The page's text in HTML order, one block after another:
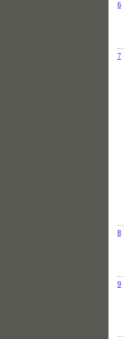
6
7
8
9